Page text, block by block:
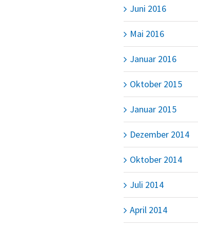
Juni 2016
Mai 2016
Januar 2016
Oktober 2015
Januar 2015
Dezember 2014
Oktober 2014
Juli 2014
April 2014